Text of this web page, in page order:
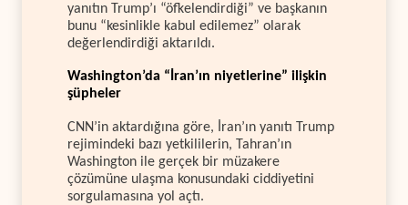
yanıtın Trump’ı “öfkelendirdiği” ve başkanın
bunu “kesinlikle kabul edilemez” olarak
değerlendirdiği aktarıldı.
Washington’da “İran’ın niyetlerine” ilişkin
şüpheler
CNN’in aktardığına göre, İran’ın yanıtı Trump
rejimindeki bazı yetkililerin, Tahran’ın
Washington ile gerçek bir müzakere
çözümüne ulaşma konusundaki ciddiyetini
sorgulamasına yol açtı.